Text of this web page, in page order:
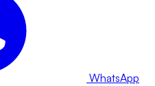
WhatsApp